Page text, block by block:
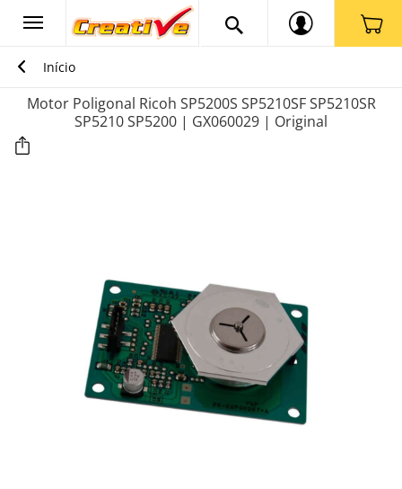
Início
Motor Poligonal Ricoh SP5200S SP5210SF SP5210SR
SP5210 SP5200 | GX060029 | Original